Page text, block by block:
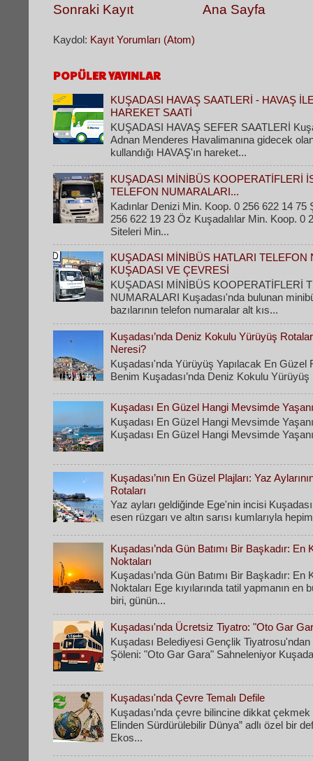
Sonraki Kayıt Ana Sayfa
Kaydol: Kayıt Yorumları (Atom)
POPÜLER YAYINLAR
KUŞADASI HAVAŞ SAATLERİ - HAVAŞ
HAREKET SAATİ
KUŞADASI HAVAŞ SEFER SAATLERİ
Adnan Menderes Havalimanına gidecek
kullandığı HAVAŞ'ın hareket...
KUŞADASI MİNİBÜS KOOPERATİFLERİ
TELEFON NUMARALARI...
Kadınlar Denizi Min. Koop. 0 256 622 14 75
256 622 19 23 Öz Kuşadalılar Min. Koop. 0
Siteleri Min...
KUŞADASI MİNİBÜS HATLARI TELEFON
KUŞADASI VE ÇEVRESİ
KUŞADASI MİNİBÜS KOOPERATİFLERİ
NUMARALARI Kuşadası'nda bulunan
bazılarının telefon numaralar alt kıs...
Kuşadası’nda Deniz Kokulu Yürüyüş
Neresi?
Kuşadası'nda Yürüyüş Yapılacak En Güzel
Benim Kuşadası’nda Deniz Kokulu Yürüyüş
Kuşadası En Güzel Hangi Mevsimde
Kuşadası En Güzel Hangi Mevsimde
Kuşadası En Güzel Hangi Mevsimde
Kuşadası’nın En Güzel Plajları: Yaz
Rotaları
​Yaz ayları geldiğinde Ege'nin incisi
esen rüzgarı ve altın sarısı kumlarıyla
Kuşadası’nda Gün Batımı Bir Başkadır: En
Noktaları
Kuşadası’nda Gün Batımı Bir Başkadır: En
Noktaları Ege kıyılarında tatil yapmanın en
biri, günün...
Kuşadası'nda Ücretsiz Tiyatro: "Oto Gar
Kuşadası Belediyesi Gençlik
Şöleni: "Oto Gar Gara" Sahneleniyor
Kuşadası'nda Çevre Temalı Defile
Kuşadası’nda çevre bilincine dikkat çekmek
Elinden Sürdürülebilir Dünya” adlı özel bir
Ekos...